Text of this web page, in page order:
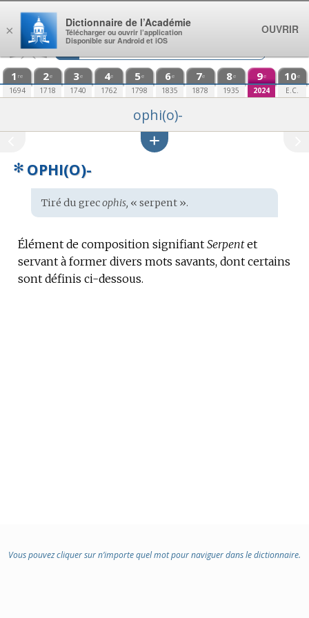
Aller au contenu
1 re
1694
2e
1718
3e
1740
4e
1762
5e
1798
6e
1835
7e
1878
8e
1935
9e
2024
10e
E.C.
ophi(o)-
✻ OPHI(O)-
Étymologie
:
Tiré du grecophis, « serpent ».
Élément de composition signifiant Serpentet
servant à former divers mots savants, dont certains
sont définis ci-dessous.
Vous pouvez cliquer sur n’importe quel mot pour naviguer dans le dictionnaire.
×
Dictionnaire de l’Académie
Télécharger ou ouvrir l’application
Disponible sur Android et iOS
OUVRIR